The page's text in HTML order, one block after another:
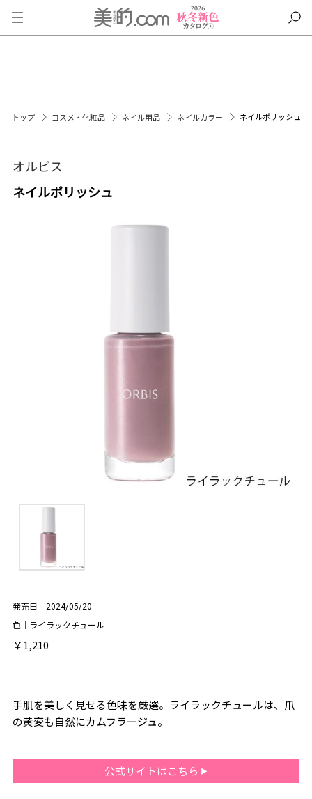
トップ コスメ・化粧品 ネイル用品 ネイルカラー ネイルポリッシュ
オルビス
ネイルポリッシュ
発売日｜2024/05/20
色｜ライラックチュール
￥1,210
手肌を美しく見せる色味を厳選。ライラックチュールは、爪
の黄変も自然にカムフラージュ。
公式サイトはこちら